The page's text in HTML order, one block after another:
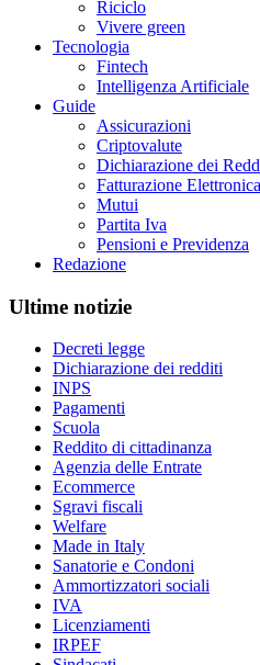
Riciclo
Vivere green
Tecnologia
Fintech
Intelligenza Artificiale
Guide
Assicurazioni
Criptovalute
Dichiarazione dei
Fatturazione Elettronica
Mutui
Partita Iva
Pensioni e Previdenza
Redazione
Ultime notizie
Decreti legge
Dichiarazione dei redditi
INPS
Pagamenti
Scuola
Reddito di cittadinanza
Agenzia delle Entrate
Ecommerce
Sgravi fiscali
Welfare
Made in Italy
Sanatorie e Condoni
Ammortizzatori sociali
IVA
Licenziamenti
IRPEF